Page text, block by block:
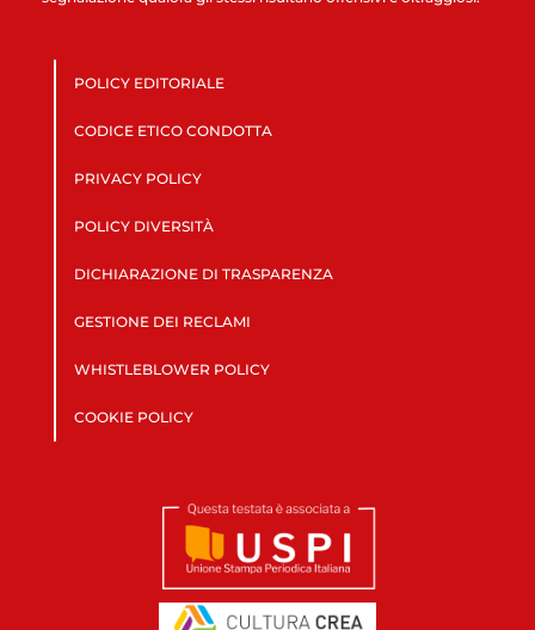
POLICY EDITORIALE
CODICE ETICO CONDOTTA
PRIVACY POLICY
POLICY DIVERSITÀ
DICHIARAZIONE DI TRASPARENZA
GESTIONE DEI RECLAMI
WHISTLEBLOWER POLICY
COOKIE POLICY